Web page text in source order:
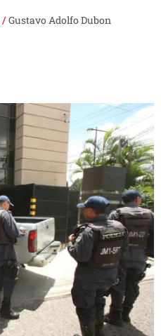
/Gustavo Adolfo Dubon